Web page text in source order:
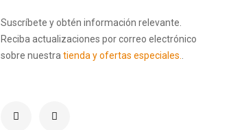
Suscríbete y obtén información relevante.
Reciba actualizaciones por correo electrónico
sobre nuestra tienda y ofertas especiales.